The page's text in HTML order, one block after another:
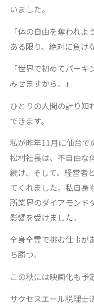
いました。
「体の自由を奪われ
ある限り、絶対に負け
「世界で初めてパー
みせますから。」
ひとりの人間の計り知
できます。
私が昨年11月に仙台で
松村社長は、不自由な
続け、そして、経営者
てくれました。私自身
所業界のダイアモンド
影響を受けました。
全身全霊で挑む仕事が
ち勝つ。
この秋には映画化も予
サクセスエール税理